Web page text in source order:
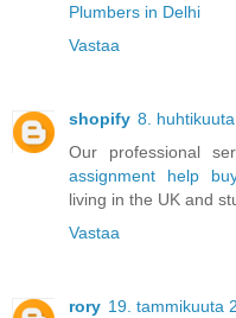
Plumbers in Delhi
Vastaa
shopify 8.
Our professional
assignment help
living in the UK and
Vastaa
rory 19. tammikuuta